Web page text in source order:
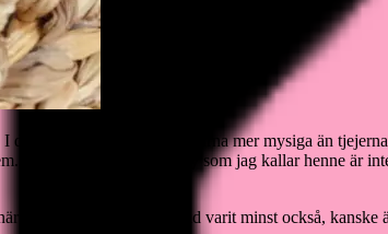
denna kull är verkligen killarna mer mysiga än
Häagen Dazs eller Dazzy som jag kallar henne är
han föddes. Han har alltid varit minst också, kanske